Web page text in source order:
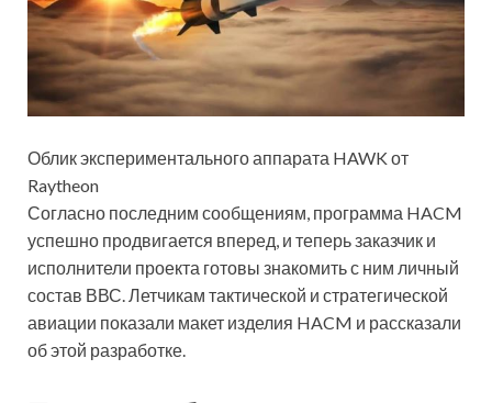
Облик экспериментального аппарата HAWK от
Raytheon
Согласно последним сообщениям, программа HACM
успешно продвигается вперед, и теперь заказчик и
исполнители проекта готовы знакомить с ним личный
состав ВВС. Летчикам тактической и стратегической
авиации показали макет изделия HACM и рассказали
об этой разработке.